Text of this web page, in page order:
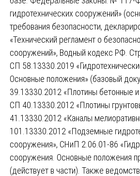
гидротехнических сооружений»
требования безопасности,
«Технический регламент о
сооружений», Водный кодекс РФ.
СП 58.13330.2019
Основные положения» (базовый
39.13330.2012 «Плотины бетонные
СП 40.13330.2012 «Плотины
41.13330.2012 «Каналы
101.13330.2012 «Подземные
сооружения», СНиП 2.06.01-86
сооружения. Основные положения
(действует в части). Также